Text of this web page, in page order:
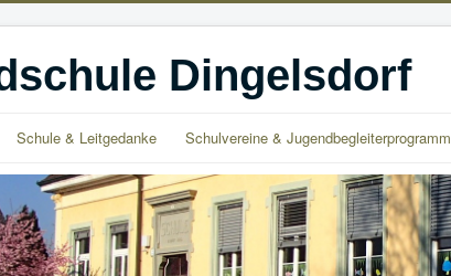
Dingelsdorf
Schule & Leitgedanke Schulvereine & Jugendbegleiterprogramm